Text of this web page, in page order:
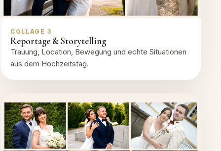
COLLAGE 3
Reportage & Storytelling
Trauung, Location, Bewegung und echte Situationen
aus dem Hochzeitstag.